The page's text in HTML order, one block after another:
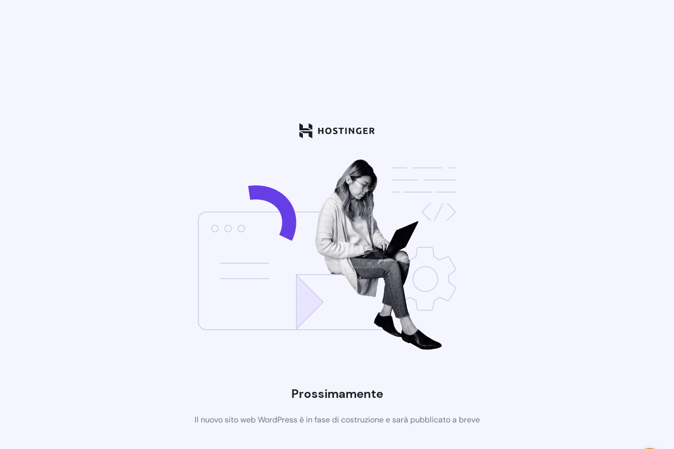
Prossimamente
Il nuovo sito web WordPress è in fase di costruzione e sarà pubblicato a breve